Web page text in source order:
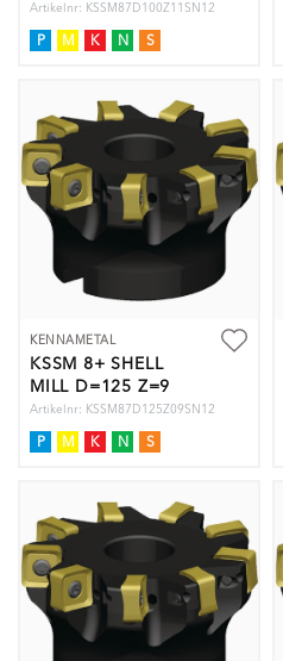
Artikelnr: KSSM87D100Z11SN12
P M K N S
KENNAMETAL
KSSM 8+ SHELL
MILL D=125 Z=9
Artikelnr: KSSM87D125Z09SN12
P M K N S